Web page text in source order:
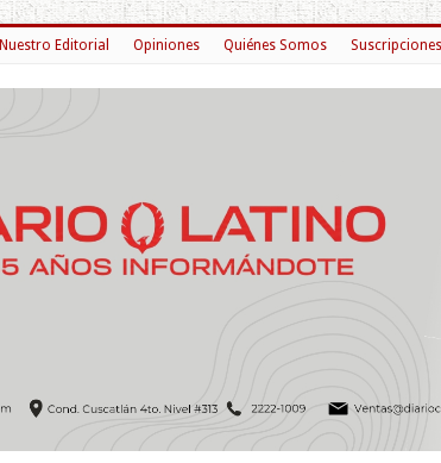
Nuestro Editorial Opiniones Quiénes Somos Suscripciones